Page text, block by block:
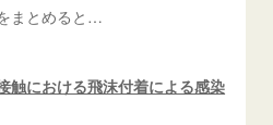
まとめると…
触における飛沫付着による感染